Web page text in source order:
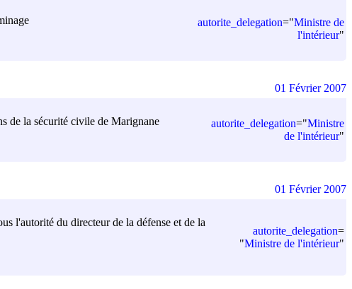
autorite_delegation="Ministre de
l'intérieur"
de la sécurité civile de Marignane
autorite_delegation="Ministre
de l'intérieur"
01 Février 2007
l'autorité du directeur de la défense et de la
autorite_delegation=
"Ministre de l'intérieur"
01 Février 2007